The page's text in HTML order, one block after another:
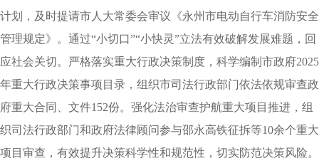
计划，及时提请市人大常委会审议《永州市电动自行车消防安全
管理规定》。通过“小切口”“小快灵”立法有效破解发展难题，回
应社会关切。严格落实重大行政决策制度，科学编制市政府2025
年重大行政决策事项目录，组织市司法行政部门依法依规审查政
府重大合同、文件152份。强化法治审查护航重大项目推进，组
织司法行政部门和政府法律顾问参与邵永高铁征拆等10余个重大
项目审查，有效提升决策科学性和规范性，切实防范决策风险。